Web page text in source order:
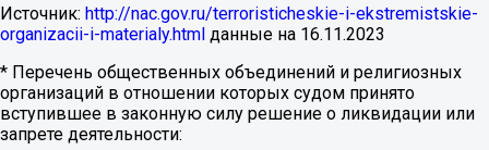
Источник: http://nac.gov.ru/terroristicheskie-i-ekstremistskie-
organizacii-i-materialy.html данные на 16.11.2023
* Перечень общественных объединений и религиозных
организаций в отношении которых судом принято
вступившее в законную силу решение о ликвидации или
запрете деятельности: